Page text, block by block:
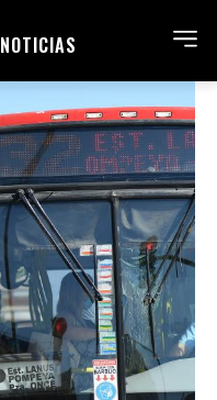
NOTICIAS